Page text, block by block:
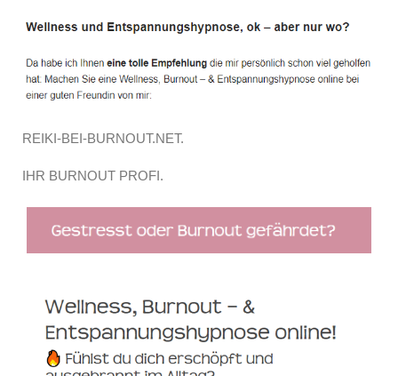
REIKI-BEI-BURNOUT.NET.
IHR BURNOUT PROFI.